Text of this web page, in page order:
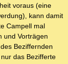
voraus (eine
kann damit
Campell mal
und Vorträgen
Beziffernden
das Bezifferte